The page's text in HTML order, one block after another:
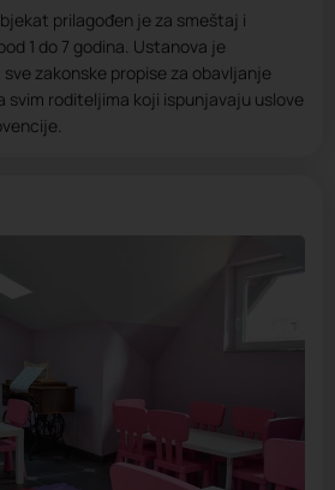
prilagođen je za smeštaj i
1 do 7 godina. Ustanova je
zakonske propise za obavljanje
svim roditeljima koji ispunjavaju uslove